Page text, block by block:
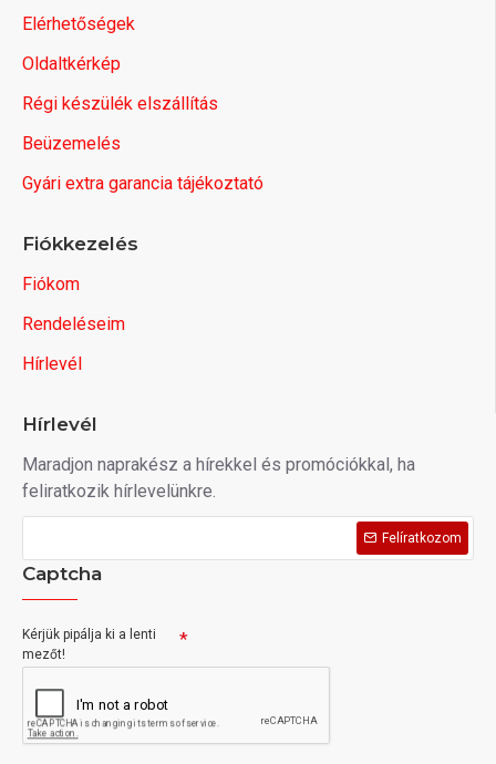
Elérhetőségek
Oldaltkérkép
Régi készülék elszállítás
Beüzemelés
Gyári extra garancia tájékoztató
Fiókkezelés
Fiókom
Rendeléseim
Hírlevél
Hírlevél
Maradjon naprakész a hírekkel és promóciókkal, ha
feliratkozik hírlevelünkre.
Felíratkozom
Captcha
Kérjük pipálja ki a lenti
mezőt!